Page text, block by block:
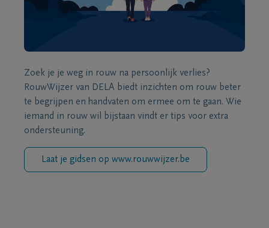
Zoek je je weg in rouw na persoonlijk verlies?
RouwWijzer van DELA biedt inzichten om rouw beter
te begrijpen en handvaten om ermee om te gaan. Wie
iemand in rouw wil bijstaan vindt er tips voor extra
ondersteuning.
Laat je gidsen op www.rouwwijzer.be